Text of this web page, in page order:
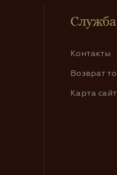
Контакты
Возврат
Карта